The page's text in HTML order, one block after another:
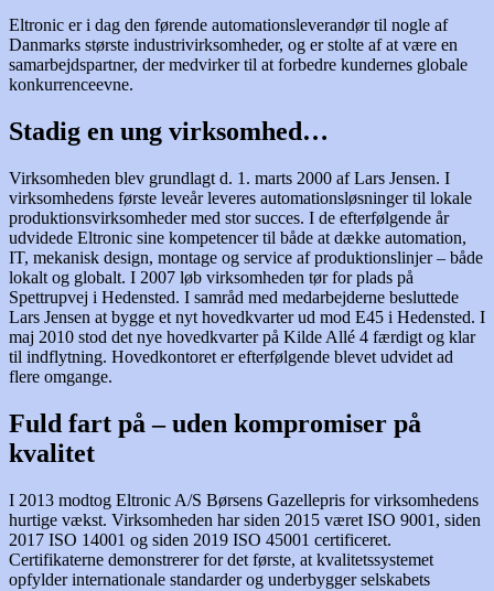
Eltronic er i dag den førende automationsleverandør til nogle af
Danmarks største industrivirksomheder, og er stolte af at være en
samarbejdspartner, der medvirker til at forbedre kundernes globale
konkurrenceevne.
Stadig en ung virksomhed…
Virksomheden blev grundlagt d. 1. marts 2000 af Lars Jensen. I
virksomhedens første leveår leveres automationsløsninger til lokale
produktionsvirksomheder med stor succes. I de efterfølgende år
udvidede Eltronic sine kompetencer til både at dække automation,
IT, mekanisk design, montage og service af produktionslinjer – både
lokalt og globalt. I 2007 løb virksomheden tør for plads på
Spettrupvej i Hedensted. I samråd med medarbejderne besluttede
Lars Jensen at bygge et nyt hovedkvarter ud mod E45 i Hedensted. I
maj 2010 stod det nye hovedkvarter på Kilde Allé 4 færdigt og klar
til indflytning. Hovedkontoret er efterfølgende blevet udvidet ad
flere omgange.
Fuld fart på – uden kompromiser på
kvalitet
I 2013 modtog Eltronic A/S Børsens Gazellepris for virksomhedens
hurtige vækst. Virksomheden har siden 2015 været ISO 9001, siden
2017 ISO 14001 og siden 2019 ISO 45001 certificeret.
Certifikaterne demonstrerer for det første, at kvalitetssystemet
opfylder internationale standarder og underbygger selskabets